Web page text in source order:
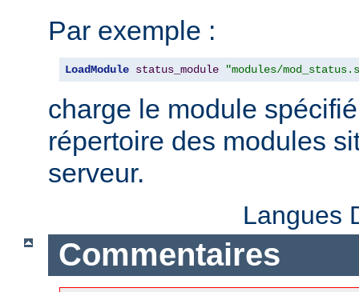
Par exemple :
LoadModule status_module "modules/
charge le module
répertoire des modules
serveur.
Langues
Commentaires